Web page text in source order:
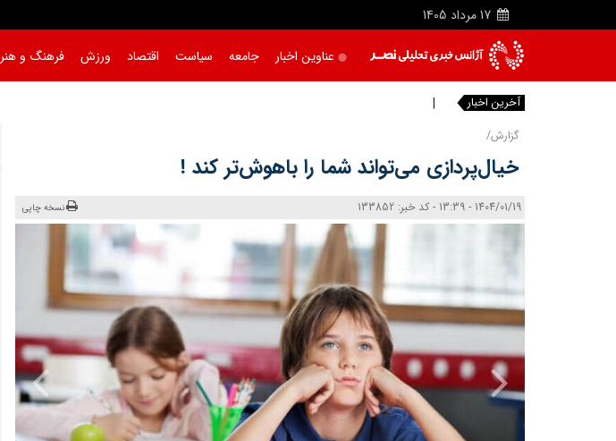
17 مرداد 1405
عناوین اخبار جامعه سیاست اقتصاد ورزش فرهنگ و هنر
آخرین اخبار واکنش پیا
گزارش/
خیال‌پردازی می‌تواند شما را باهوش‌تر کند !
1404/01/19 - 13:39 - کد خبر: 133852 نسخه چاپی